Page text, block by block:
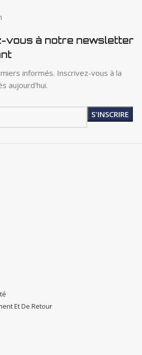
vous à notre newsletter
informés. Inscrivez-vous à la
aujourd'hui.
Et De Retour